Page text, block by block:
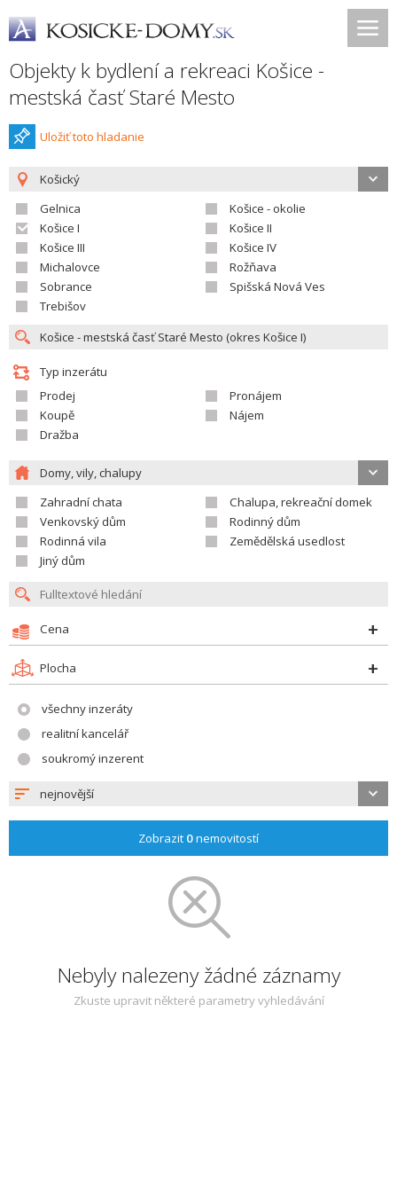
Objekty k bydlení a rekreaci Košice -
mestská časť Staré Mesto
Uložiť toto hladanie
Košický
Gelnica
Košice - okolie
Košice I
Košice II
Košice III
Košice IV
Michalovce
Rožňava
Sobrance
Spišská Nová Ves
Trebišov
Typ inzerátu
Prodej
Pronájem
Koupě
Nájem
Dražba
Domy, vily, chalupy
Zahradní chata
Chalupa, rekreační domek
Venkovský dům
Rodinný dům
Rodinná vila
Zemědělská usedlost
Jiný dům
Cena
Plocha
všechny inzeráty
realitní kancelář
soukromý inzerent
nejnovější
Zobrazit 0nemovitostí
Nebyly nalezeny žádné záznamy
Zkuste upravit některé parametry vyhledávání